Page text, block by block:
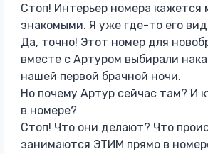
Стоп! Интерьер номера кажется
знакомыми. Я уже где-то его
Да, точно! Этот номер для
вместе с Артуром выбирали
нашей первой брачной ночи.
Но почему Артур сейчас там? И
в номере?
Стоп! Что они делают? Что
занимаются ЭТИМ прямо в